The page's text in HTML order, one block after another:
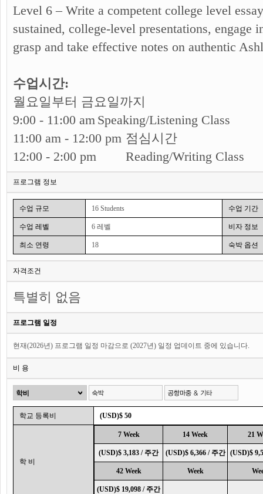
Level 6 –​ Write a competent college level
sustained, college-level presentations, engage
grasp and take effective notes on authentic
수업시간:
월요일부터 금요일까지
9:00 - 11:00 am Speaking/Listening Class
11:00 am - 12:00 pm 점심시간
12:00 - 2:00 pm
Reading/Writing Class
프로그램 정보
수업 규모 16 Students 수업 기간
수업 레벨 6 레벨 비자 정보
최소 연령 18 숙박 옵션
자격조건
특별히 없음
프로그램 일정
현재(2026년) 프로그램 일정 마감으로 (2027년) 일정 업데이트 중에 있습니다.
비 용
학교 등록비 (USD)$ 50
학 비
7 Week 14 Week 21
(USD)$ 3,183 / 주간 (USD)$ 6,366 / 주간 (USD)$
42 Week Week
(USD)$ 19,098 / 주간